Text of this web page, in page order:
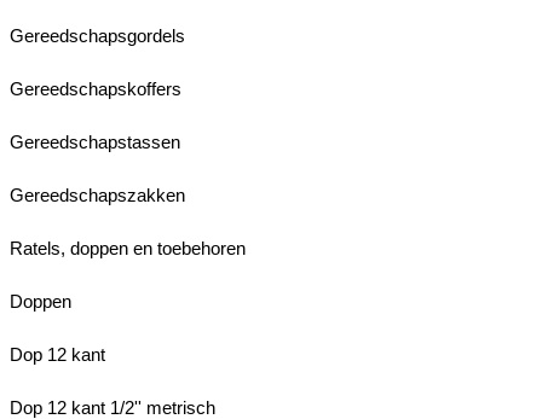
Gereedschapsgordels
Gereedschapskoffers
Gereedschapstassen
Gereedschapszakken
Ratels, doppen en toebehoren
Doppen
Dop 12 kant
Dop 12 kant 1/2'' metrisch